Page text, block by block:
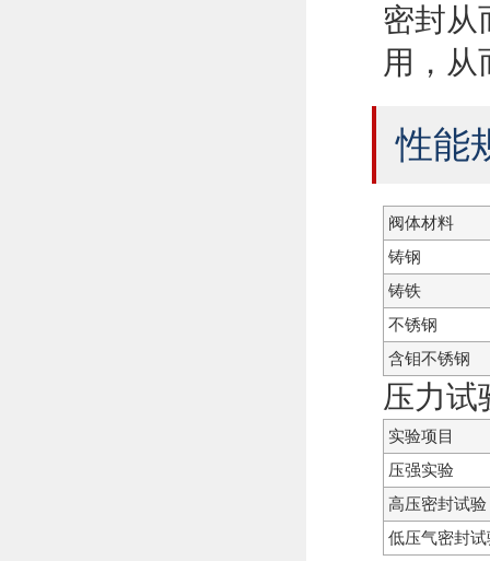
密封从
用，从
性能
阀体材料
铸钢
铸铁
不锈钢
含钼不锈钢
压力试
实验项目
压强实验
高压密封试验
低压气密封试